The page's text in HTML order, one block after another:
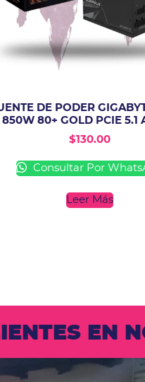
DE PODER
850W 80+ GOLD PCIE 5.1
$130.00
Consultar Por
Leer Más
EN